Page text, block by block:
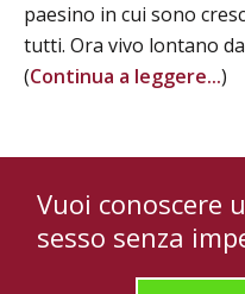
paesino in cui sono
tutti. Ora vivo lontano
(Continua a leggere...)
Vuoi conoscere
sesso senza